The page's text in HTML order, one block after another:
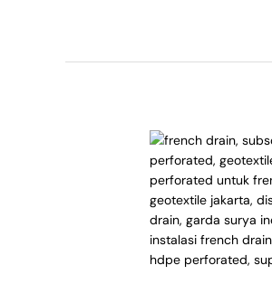
French
Drain:
Solusi
Drainage
French
Drain
untuk